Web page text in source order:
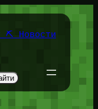
⛏️ Новости